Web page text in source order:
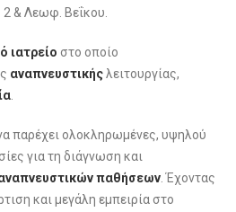
2 & Λεωφ. Βεΐκου.
ιατρείο στο οποίο
αναπνευστικήςλειτουργίας,
.
να παρέχει ολοκληρωμένες, υψηλού
για τη διάγνωση και
παθήσεων. Έχοντας
και μεγάλη εμπειρία στο